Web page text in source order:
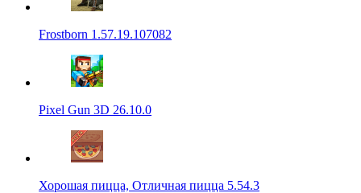
Frostborn 1.57.19.107082
Pixel Gun 3D 26.10.0
Хорошая пицца, Отличная пицца 5.54.3